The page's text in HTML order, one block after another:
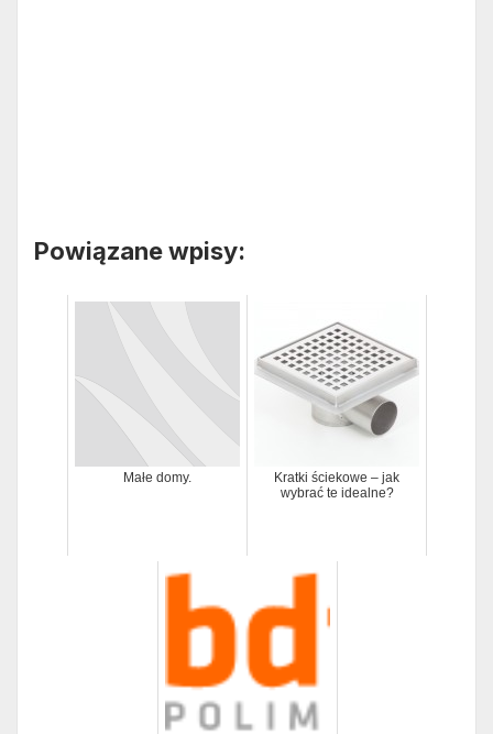
Powiązane wpisy:
Małe domy.
Kratki ściekowe – jak
wybrać te idealne?